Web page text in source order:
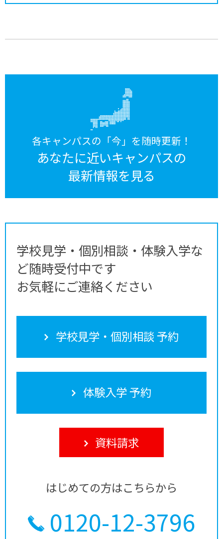
各キャンパスの「今」を随時更新！
あなたに近いキャンパスの
最新情報を見る
学校見学・個別相談・体験入学な
ど随時受付中です
お気軽にご連絡ください
学校見学・個別相談 予約
体験入学 予約
資料請求
はじめての方はこちらから
0120-12-3796